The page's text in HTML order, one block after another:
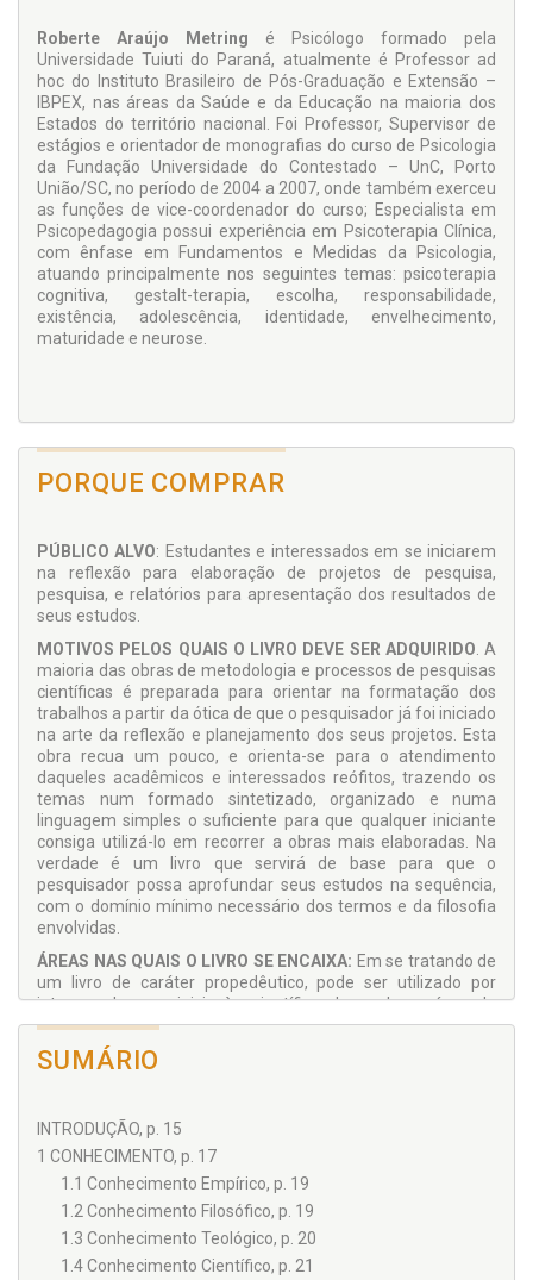
Roberte Araújo Metring é Psicólogo formado pela
Universidade Tuiuti do Paraná, atualmente é Professor ad
hoc do Instituto Brasileiro de Pós-Graduação e Extensão –
IBPEX, nas áreas da Saúde e da Educação na maioria dos
Estados do território nacional. Foi Professor, Supervisor de
estágios e orientador de monografias do curso de Psicologia
da Fundação Universidade do Contestado – UnC, Porto
União/SC, no período de 2004 a 2007, onde também exerceu
as funções de vice-coordenador do curso; Especialista em
Psicopedagogia possui experiência em Psicoterapia Clínica,
com ênfase em Fundamentos e Medidas da Psicologia,
atuando principalmente nos seguintes temas: psicoterapia
cognitiva, gestalt-terapia, escolha, responsabilidade,
existência, adolescência, identidade, envelhecimento,
maturidade e neurose.
PORQUE COMPRAR
PÚBLICO ALVO: Estudantes e interessados em se iniciarem
na reflexão para elaboração de projetos de pesquisa,
pesquisa, e relatórios para apresentação dos resultados de
seus estudos.
MOTIVOS PELOS QUAIS O LIVRO DEVE SER ADQUIRIDO . A
maioria das obras de metodologia e processos de pesquisas
científicas é preparada para orientar na formatação dos
trabalhos a partir da ótica de que o pesquisador já foi iniciado
na arte da reflexão e planejamento dos seus projetos. Esta
obra recua um pouco, e orienta-se para o atendimento
daqueles acadêmicos e interessados reófitos, trazendo os
temas num formado sintetizado, organizado e numa
linguagem simples o suficiente para que qualquer iniciante
consiga utilizá-lo em recorrer a obras mais elaboradas. Na
verdade é um livro que servirá de base para que o
pesquisador possa aprofundar seus estudos na sequência,
com o domínio mínimo necessário dos termos e da filosofia
envolvidas.
ÁREAS NAS QUAIS O LIVRO SE ENCAIXA: Em se tratando de
um livro de caráter propedêutico, pode ser utilizado por
interessados em iniciaçào científica de qualquer área de
ciência.
SUMÁRIO
INTRODUÇÃO, p. 15
1 CONHECIMENTO, p. 17
1.1 Conhecimento Empírico, p. 19
1.2 Conhecimento Filosófico, p. 19
1.3 Conhecimento Teológico, p. 20
1.4 Conhecimento Científico, p. 21